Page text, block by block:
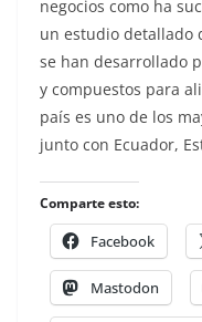
negocios como ha
un estudio detallado
se han desarrollado
y compuestos para
país es uno de los
junto con Ecuador,
Comparte esto:
Facebook
Mastodon